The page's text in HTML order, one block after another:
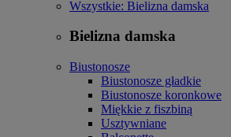
Wszystkie: Bielizna damska
Bielizna damska
Biustonosze
Biustonosze gładkie
Biustonosze koronkowe
Miękkie z fiszbiną
Usztywniane